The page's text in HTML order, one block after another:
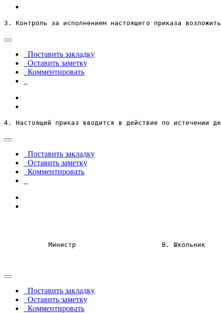
3. Контроль за исполнением настоящего приказа
Поставить закладку
Оставить заметку
Комментировать
4. Настоящий приказ вводится в действие по истечении
Поставить закладку
Оставить заметку
Комментировать
Министр В. Школьник
Поставить закладку
Оставить заметку
Комментировать